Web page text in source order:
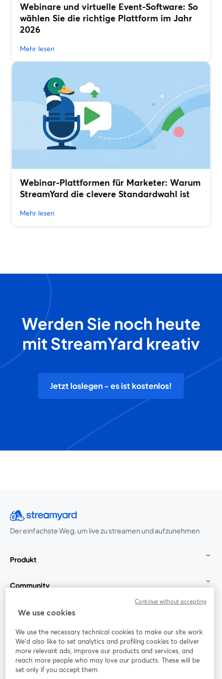
Webinare und virtuelle Event-Software: So
wählen Sie die richtige Plattform im Jahr
2026
Mehr lesen
Webinar-Plattformen für Marketer: Warum
StreamYard die clevere Standardwahl ist
Mehr lesen
Werden Sie noch heute
mit StreamYard kreativ
Jetzt loslegen - es ist kostenlos!
Der einfachste Weg, um live zu streamen und aufzunehmen
Produkt
Community
StreamYard für
Mitmachen
Webinar Facebook
wird in einem neuen Tab geöffnet
X (Twitter)
We use cookies
We use the necessary technical cookies to make our site work.
We'd also like to set analytics and profiling cookies to deliver
more relevant ads, improve our products and services, and
reach more people who may love our products. These will be
set only if you accept them.
Continue without accepting